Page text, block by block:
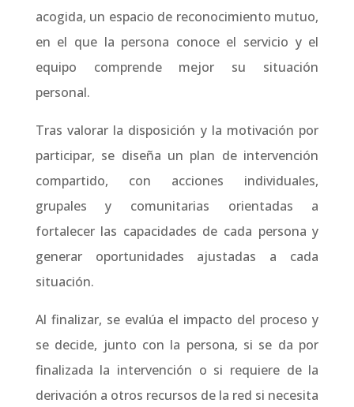
acogida, un espacio de reconocimiento mutuo,
en el que la persona conoce el servicio y el
equipo comprende mejor su situación
personal.
Tras valorar la disposición y la motivación por
participar, se diseña un plan de intervención
compartido, con acciones individuales,
grupales y comunitarias orientadas a
fortalecer las capacidades de cada persona y
generar oportunidades ajustadas a cada
situación.
Al finalizar, se evalúa el impacto del proceso y
se decide, junto con la persona, si se da por
finalizada la intervención o si requiere de la
derivación a otros recursos de la red si necesita